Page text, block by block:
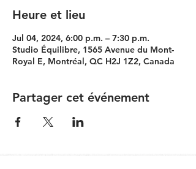
Heure et lieu
Jul 04, 2024, 6:00 p.m. – 7:30 p.m.
Studio Équilibre, 1565 Avenue du Mont-
Royal E, Montréal, QC H2J 1Z2, Canada
Partager cet événement